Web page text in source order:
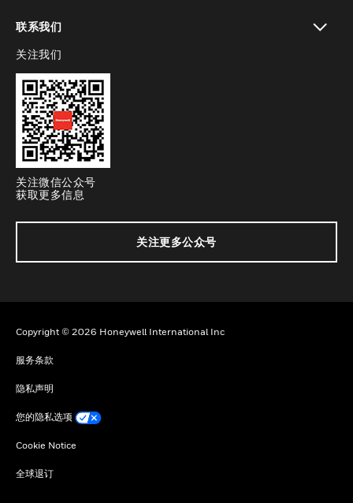
联系我们
toggle view
关注我们
关注微信公众号
获取更多信息
关注更多公众号
Copyright © 2026 Honeywell International Inc
服务条款
隐私声明
您的隐私选项
Cookie Notice
全球退订